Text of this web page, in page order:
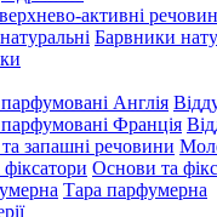
Барвники
Основи та
Тара парфумерна